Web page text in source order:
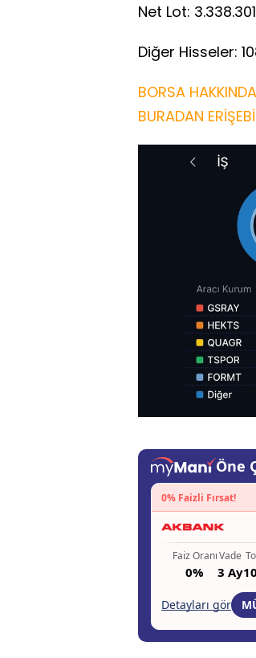
Net Lot:
Diğer Hisseler:
BORSA
BURADAN